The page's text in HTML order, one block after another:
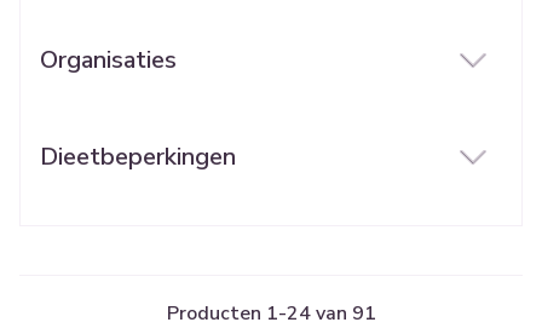
Organisaties
Dieetbeperkingen
Producten 1-24van 91